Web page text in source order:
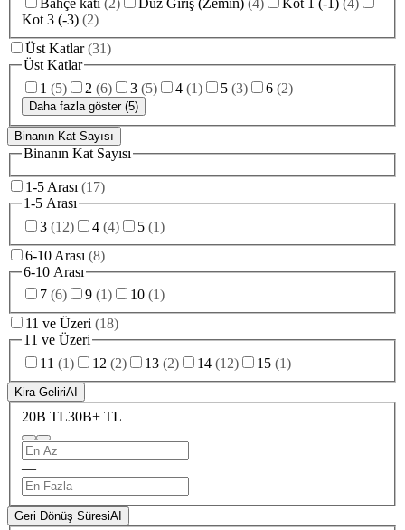
Bahçe katı (2) Düz Giriş (Zemin) (4) Kot 1 (-1) (4)
Kot 3 (-3) (2)
Üst Katlar (31)
Üst Katlar
1 (5) 2 (6) 3 (5) 4 (1) 5 (3) 6 (2)
Daha fazla göster (5)
Binanın Kat Sayısı
Binanın Kat Sayısı
1-5 Arası (17)
1-5 Arası
3 (12) 4 (4) 5 (1)
6-10 Arası (8)
6-10 Arası
7 (6) 9 (1) 10 (1)
11 ve Üzeri (18)
11 ve Üzeri
11 (1) 12 (2) 13 (2) 14 (12) 15 (1)
Kira GeliriAI
20B TL30B+ TL
—
Geri Dönüş SüresiAI